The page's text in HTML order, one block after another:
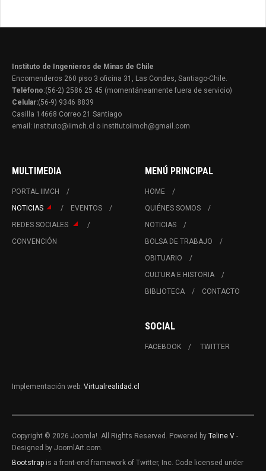
Instituto de Ingenieros de Minas de Chile
Encomenderos 260 piso 3 oficina 31, Las Condes, Santiago-Chile.
Teléfono:(56-2) 2586 25 45 (momentáneamente fuera de servicio)
Celular:(56-9) 9346 8839
Casilla 14668 Correo 21 Santiago
email: instituto@iimch.cl o institutoiimch@gmail.com
MULTIMEDIA
PORTAL IIMCH
NOTICIAS
EVENTOS
REDES SOCIALES
CONVENCIÓN
MENÚ PRINCIPAL
HOME
QUIÉNES SOMOS
NOTICIAS
BOLSA DE TRABAJO
OBITUARIO
CULTURA E HISTORIA
BIBLIOTECA
CONTACTO
SOCIAL
FACEBOOK TWITTER
Implementación web: Virtualrealidad.cl
Copyright © 2026 Joomla!. All Rights Reserved. Powered by Teline V -
Designed by JoomlArt.com.
Bootstrap is a front-end framework of Twitter, Inc. Code licensed under